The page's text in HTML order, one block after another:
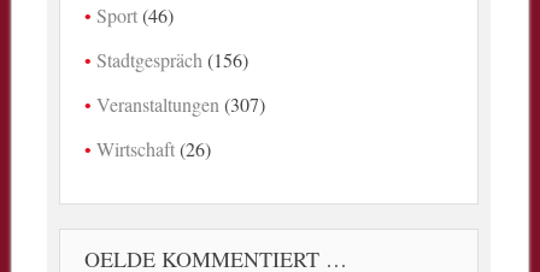
Sport(46)
Stadtgespräch (156)
Veranstaltungen (307)
Wirtschaft(26)
OELDE KOMMENTIERT …